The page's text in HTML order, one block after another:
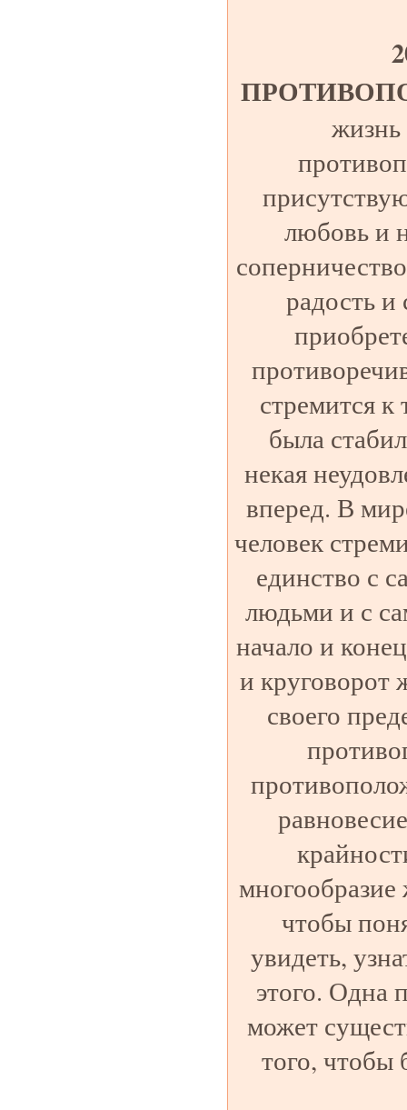
любовь и
радость и
стремится
была
некая
вперед. В
человек
единство с
людьми и с
начало и
и круговорот
своего
чтобы
увидеть,
этого. Одна
может
того, чтобы